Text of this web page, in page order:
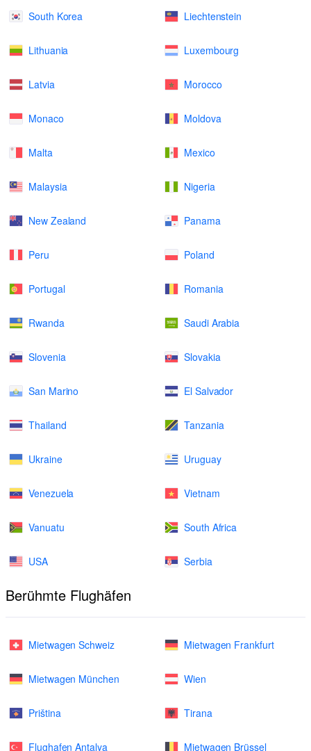
South Korea Liechtenstein
Lithuania Luxembourg
Latvia Morocco
Monaco Moldova
Malta Mexico
Malaysia Nigeria
New Zealand Panama
Peru Poland
Portugal Romania
Rwanda Saudi Arabia
Slovenia Slovakia
San Marino El Salvador
Thailand Tanzania
Ukraine Uruguay
Venezuela Vietnam
Vanuatu South Africa
USA Serbia
Berühmte Flughäfen
Mietwagen Schweiz Mietwagen Frankfurt
Mietwagen München Wien
Priština Tirana
Flughafen Antalya Mietwagen Brüssel